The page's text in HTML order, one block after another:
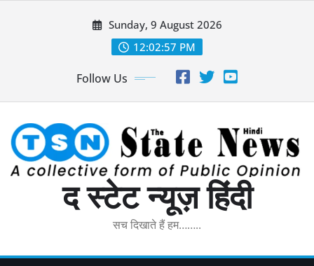
Sunday, 9 August 2026
12:02:58 PM
Follow Us
द स्टेट न्यूज़ हिंदी
सच दिखाते हैं हम……..